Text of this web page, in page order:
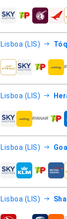
companhias
Lisboa (LIS)
companhias aéreas
Lisboa (LIS)
companhias
Lisboa (LIS)
companhias
Lisboa (LIS)